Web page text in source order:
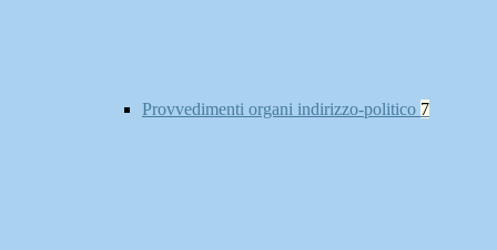
Provvedimenti organi indirizzo-politico 7